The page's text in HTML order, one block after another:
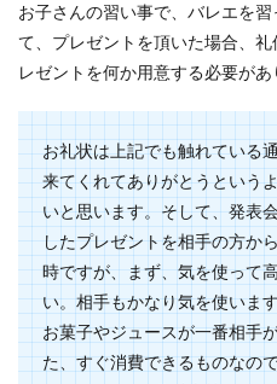
腕が細い
で筋トレ
男なのに腕
だな...
No Image
電話での
けたいビ
電話での相
ってきます
お子さんの習い事で、バレエを
て、プレゼントを頂いた場合、
レゼントを何か用意する必要があ
お礼状は上記でも触れている
来てくれてありがとうという
いと思います。そして、発表
したプレゼントを相手の方か
時ですが、まず、気を使って
い。相手もかなり気を使いま
お菓子やジュースが一番相手
た、すぐ消費できるものなの